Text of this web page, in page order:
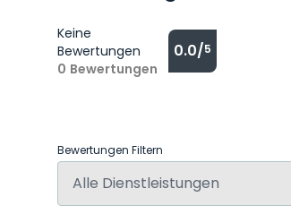
Keine
Bewertungen
0 Bewertungen
0.0/5
Bewertungen Filtern